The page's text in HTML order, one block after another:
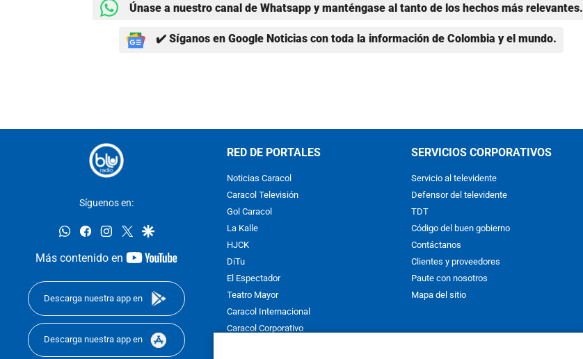
Únase a nuestro canal de Whatsapp y manténgase al tanto de los hechos más relevantes.
✔️ Síganos en Google Noticias con toda la información de Colombia y el mundo.
Síguenos en:
whatsappfacebookinstagram
twittergoogle
Más contenido en
youtube-
Descarga nuestra app en
Descarga nuestra app en
RED DE PORTALES
Noticias Caracol
Caracol Televisión
Gol Caracol
La Kalle
HJCK
DiTu
El Espectador
Teatro Mayor
Caracol Internacional
Caracol Corporativo
SERVICIOS CORPORATIVOS
Servicio al televidente
Defensor del televidente
TDT
Código del buen gobierno
Contáctanos
Clientes y proveedores
Paute con nosotros
Mapa del sitio